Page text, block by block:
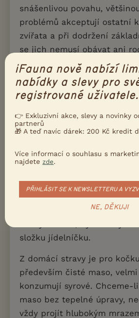
snášenlivou povahu,
problémů akceptují ostatní
zvířata a při dodržení
se jich nemusí obávat ani
Jsou-li od mládí navyklé na
vás doprovodí na výlet i na
pochůzky.
Krmení
Tyto odolné kočky nemají
kvalitních granulích, tak i
stravě. Je však třeba mít na
kapsičky a konzervičky,
složku jídelníčku.
Z domácí stravy je pro
především čisté maso,
konzumují syrové. Chceme-
maso bez tepelné úpravy,
vždy projít hlubokým
iFauna nově nabízí
nabídky a slevy pro
registrované uživatele.
👉 Exkluzivní akce, slevy a novinky
partnerů
🎁 A teď navíc dárek: 200 Kč kredit
Více informací o souhlasu s
najdete zde.
PŘIHLÁSIT SE K NEWSLETTERU A
NE, DĚKUJI